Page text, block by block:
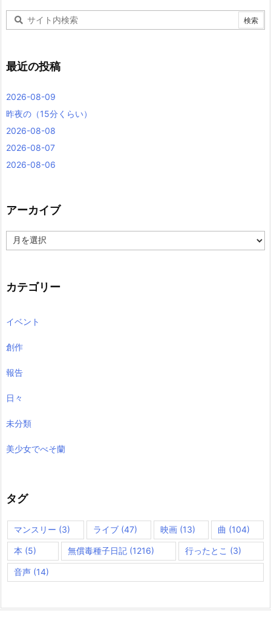
最近の投稿
2026-08-09
昨夜の（15分くらい）
2026-08-08
2026-08-07
2026-08-06
アーカイブ
ー
ブ
カテゴリー
イベント
創作
報告
日々
未分類
美少女でべそ蘭
タグ
マンスリー (3) ライブ(47) 映画(13) 曲 (104)
本 (5) 無償毒種子日記(1216) 行ったとこ (3)
音声 (14)